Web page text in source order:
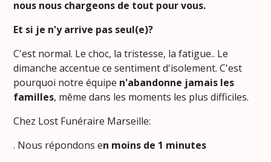
nous nous chargeons de tout pour vous.
Et si je n'y arrive pas seul(e)?
C'est normal. Le choc, la tristesse, la fatigue.. Le
dimanche accentue ce sentiment d'isolement. C'est
pourquoi notre équipe n'abandonne jamais les
familles, même dans les moments les plus difficiles.
Chez Lost Funéraire Marseille:
. Nous répondons en moins de 1 minutes